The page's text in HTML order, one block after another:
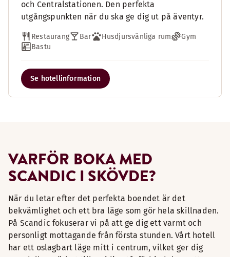
och Centralstationen. Den perfekta
utgångspunkten när du ska ge dig ut på äventyr.
Restaurang Bar Husdjursvänliga rum
Gym
Bastu
Se hotellinformation
VARFÖR BOKA MED
SCANDIC I SKÖVDE?
När du letar efter det perfekta boendet är det
bekvämlighet och ett bra läge som gör hela skillnaden.
På Scandic fokuserar vi på att ge dig ett varmt och
personligt mottagande från första stunden. Vårt hotell
har ett oslagbart läge mitt i centrum, vilket ger dig